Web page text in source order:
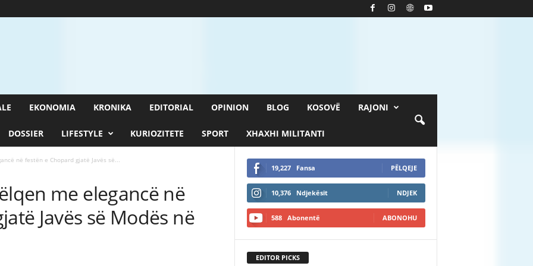
EKONOMIA KRONIKA EDITORIAL OPINION BLOG KOSOVË RAJONI
DOSSIER LIFESTYLE KURIOZITETE SPORT XHAXHI MILITANTI
në festën e Chopard gjatë Javës së...
me elegancë në
Javës së Modës në
19,227 Fansa PËLQEJE
10,376 Ndjekësit NDJEK
588 Abonentë ABONOHU
EDITOR PICKS